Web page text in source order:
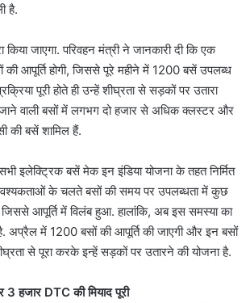
है.
किया जाएगा. परिवहन मंत्री ने जानकारी दी कि एक
की आपूर्ति होगी, जिससे पूरे महीने में 1200 बसें उपलब्ध
पूरी होते ही उन्हें शीघ्रता से सड़कों पर उतारा
वाली बसों में लगभग दो हजार से अधिक क्लस्टर और
की बसें शामिल हैं.
इलेक्ट्रिक बसें मेक इन इंडिया योजना के तहत निर्मित
के चलते बसों की समय पर उपलब्धता में कुछ
आपूर्ति में विलंब हुआ. हालांकि, अब इस समस्या का
अप्रैल में 1200 बसों की आपूर्ति की जाएगी और इन बसों
से पूरा करके इन्हें सड़कों पर उतारने की योजना है.
हजार DTC की मियाद पूरी